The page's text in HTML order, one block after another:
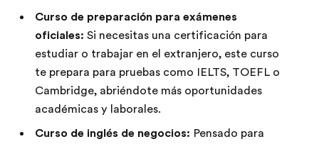
Curso de preparación para exámenes
oficiales: Si necesitas una certificación para
estudiar o trabajar en el extranjero, este curso
te prepara para pruebas como IELTS, TOEFL o
Cambridge, abriéndote más oportunidades
académicas y laborales.
Curso de inglés de negocios: Pensado para